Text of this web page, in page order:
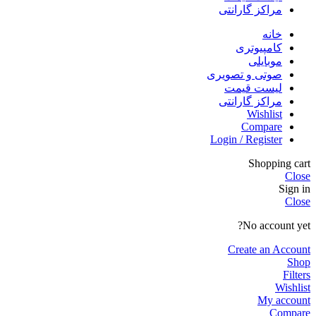
مراکز گارانتی
خانه
کامپیوتری
موبایلی
صوتی و تصویری
لیست قیمت
مراکز گارانتی
Wishlist
Compare
Login / Register
Shopping cart
Close
Sign in
Close
No account yet?
Create an Account
Shop
Filters
Wishlist
My account
Compare